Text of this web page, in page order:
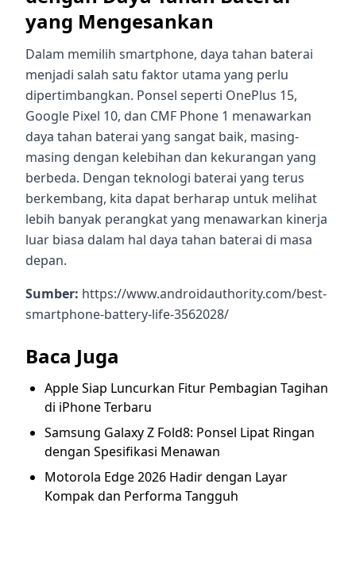
yang Mengesankan
Dalam memilih smartphone, daya tahan baterai
menjadi salah satu faktor utama yang perlu
dipertimbangkan. Ponsel seperti OnePlus 15,
Google Pixel 10, dan CMF Phone 1 menawarkan
daya tahan baterai yang sangat baik, masing-
masing dengan kelebihan dan kekurangan yang
berbeda. Dengan teknologi baterai yang terus
berkembang, kita dapat berharap untuk melihat
lebih banyak perangkat yang menawarkan kinerja
luar biasa dalam hal daya tahan baterai di masa
depan.
Sumber: https://www.androidauthority.com/best-
smartphone-battery-life-3562028/
Baca Juga
Apple Siap Luncurkan Fitur Pembagian Tagihan
di iPhone Terbaru
Samsung Galaxy Z Fold8: Ponsel Lipat Ringan
dengan Spesifikasi Menawan
Motorola Edge 2026 Hadir dengan Layar
Kompak dan Performa Tangguh